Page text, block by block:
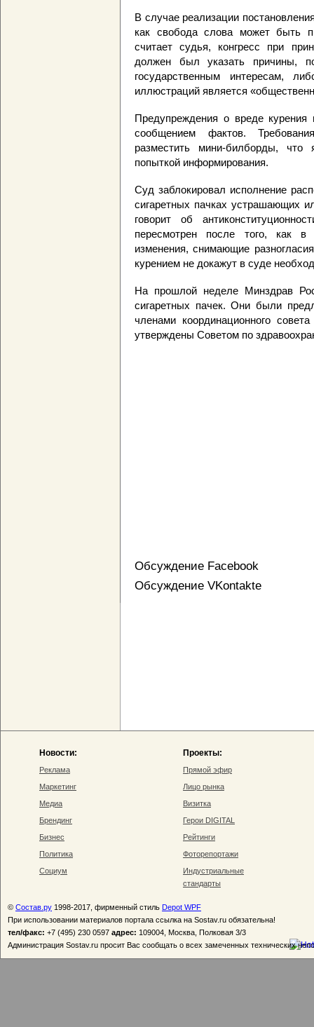
В случае реализации
как свобода слова может быть
считает судья, конгресс при
должен был указать причины,
государственным интересам,
иллюстраций является
Предупреждения о вреде
сообщением фактов.
разместить мини-билборды, что
попыткой информирования.
Суд заблокировал исполнение
сигаретных пачках устрашающих
говорит об
пересмотрен после того, как в
изменения, снимающие
курением не докажут в суде
На прошлой неделе Минздрав
сигаретных пачек. Они были
членами координационного
утверждены Советом по
Обсуждение Facebook
Обсуждение VKontakte
Новости:
Реклама
Маркетинг
Медиа
Брендинг
Бизнес
Политика
Социум
Проекты:
Прямой эфир
Лицо рынка
Визитка
Герои DIGITAL
Рейтинги
Фоторепортажи
Индустриальные
стандарты
© Состав.ру 1998-2017, фирменный стиль Depot WPF
При использовании материалов портала ссылка на Sostav.ru обязательна!
тел/факс: +7 (495) 230 0597 адрес: 109004, Москва, Полковая 3/3
Администрация Sostav.ru просит Вас сообщать о всех замеченных технических